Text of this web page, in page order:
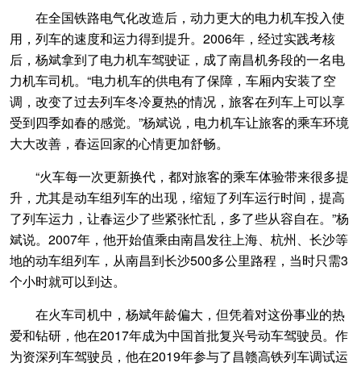
在全国铁路电气化改造后，动力更大的电力机车投入使
用，列车的速度和运力得到提升。2006年，经过实践考核
后，杨斌拿到了电力机车驾驶证，成了南昌机务段的一名电
力机车司机。“电力机车的供电有了保障，车厢内安装了空
调，改变了过去列车冬冷夏热的情况，旅客在列车上可以享
受到四季如春的感觉。”杨斌说，电力机车让旅客的乘车环境
大大改善，春运回家的心情更加舒畅。
“火车每一次更新换代，都对旅客的乘车体验带来很多提
升，尤其是动车组列车的出现，缩短了列车运行时间，提高
了列车运力，让春运少了些紧张忙乱，多了些从容自在。”杨
斌说。2007年，他开始值乘由南昌发往上海、杭州、长沙等
地的动车组列车，从南昌到长沙500多公里路程，当时只需3
个小时就可以到达。
在火车司机中，杨斌年龄偏大，但凭着对这份事业的热
爱和钻研，他在2017年成为中国首批复兴号动车驾驶员。作
为资深列车驾驶员，他在2019年参与了昌赣高铁列车调试运